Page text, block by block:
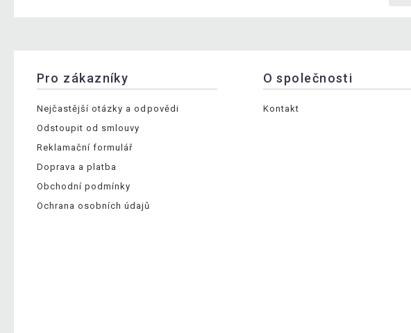
Pro zákazníky
Nejčastější otázky a odpovědi
Odstoupit od smlouvy
Reklamační formulář
Doprava a platba
Obchodní podmínky
Ochrana osobních údajů
O společnosti
Kontakt